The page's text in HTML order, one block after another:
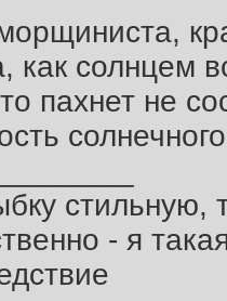
как солнцем
пахнет не
стильную,
- я